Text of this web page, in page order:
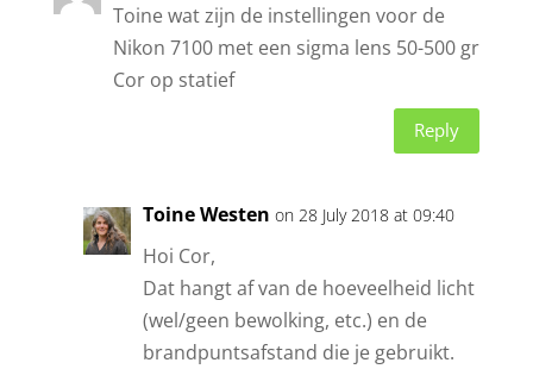
Toine wat zijn de instellingen voor de
Nikon 7100 met een sigma lens 50-500 gr
Cor op statief
Reply
Toine Westen on 28 July 2018 at 09:40
Hoi Cor,
Dat hangt af van de hoeveelheid licht
(wel/geen bewolking, etc.) en de
brandpuntsafstand die je gebruikt.